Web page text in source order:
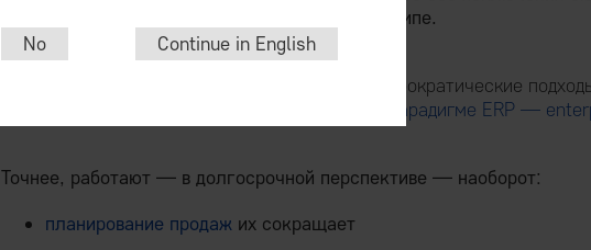
подходы к управлению — не работают в принципе.
Как раз те самые бюрократические
парадигме ERP —
Точнее, работают — в долгосрочной перспективе — наоборот:
планирование продаж их сокращает
No Continue in English